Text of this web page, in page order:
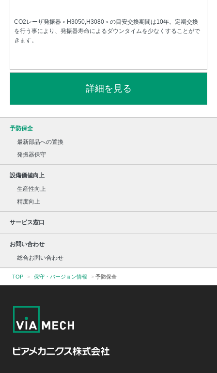
CO2レーザ発振器＜H3050,H3080＞の目安交換期間は10年。定期交換
を行う事により、発振器寿命によるダウンタイムを少なくすることがで
きます。
予防保全
最新部品への置換
発振器保守
設備価値向上
生産性向上
精度向上
サービス窓口
お問い合わせ
総合お問い合わせ
TOP > 保守・バージョン情報 > 予防保全